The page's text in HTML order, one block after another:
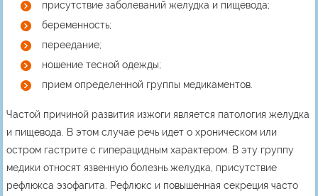
присутствие заболеваний желудка и пищевода;
беременность;
переедание;
ношение тесной одежды;
прием определенной группы медикаментов.
Частой причиной развития изжоги является патология желудка
и пищевода. В этом случае речь идет о хроническом или
остром гастрите с гиперацидным характером. В эту группу
медики относят язвенную болезнь желудка, присутствие
рефлюкса эзофагита. Рефлюкс и повышенная секреция часто